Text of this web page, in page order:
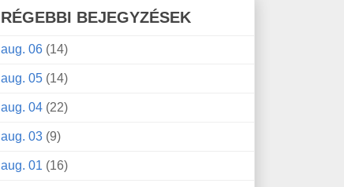
RÉGEBBI BEJEGYZÉSEK
aug. 06 (14)
aug. 05 (14)
aug. 04 (22)
aug. 03 (9)
aug. 01 (16)